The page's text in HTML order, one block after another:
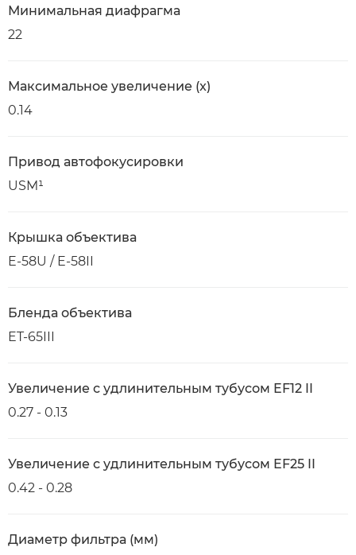
Минимальная диафрагма
22
Максимальное увеличение (x)
0.14
Привод автофокусировки
USM¹
Крышка объектива
E-58U / E-58II
Бленда объектива
ET-65III
Увеличение с удлинительным тубусом EF12 II
0.27 - 0.13
Увеличение с удлинительным тубусом EF25 II
0.42 - 0.28
Диаметр фильтра (мм)